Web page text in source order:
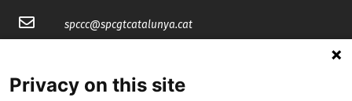
spccc@spcgtcatalunya.cat
Privacy on this site